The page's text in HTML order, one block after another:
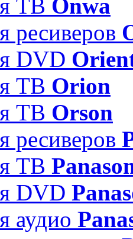
ТВ Onwa
ресиверов
DVD
ТВ Orion
ТВ Orson
ресиверов
ТВ
DVD
аудио